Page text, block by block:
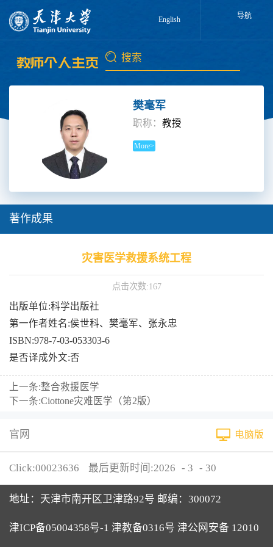
English 导航
樊毫军
职称：教授
More>
著作成果
灾害医学救援系统工程
点击次数:167
出版单位:科学出版社
第一作者姓名:侯世科、樊毫军、张永忠
ISBN:978-7-03-053303-6
是否译成外文:否
上一条:整合救援医学
下一条:Ciottone灾难医学（第2版）
官网 电脑版
Click:00023636 最后更新时间:2026 - 3 - 30
地址：天津市南开区卫津路92号 邮编：300072
津ICP备05004358号-1 津教备0316号 津公网安备 12010